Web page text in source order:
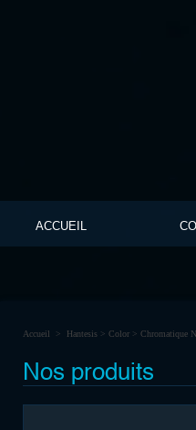
ACCUEIL
Accueil > Hantesis > Color > Chromatique
Nos produits